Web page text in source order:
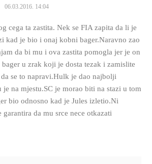
06.03.2016. 14:04
cega ta zastita. Nek se FIA zapita da li je
kad je bio i onaj kobni bager.Naravno zao
da bi mu i ova zastita pomogla jer je on
u zrak koji je dosta tezak i zamislite
se to napravi.Hulk je dao najbolji
je na mjestu.SC je morao biti na stazi u tom
bio odnosno kad je Jules izletio.Ni
da mu srce nece otkazati